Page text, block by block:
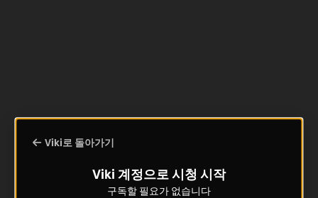
Viki로 돌아가기
Viki 계정으로 시청 시작
구독할 필요가 없습니다